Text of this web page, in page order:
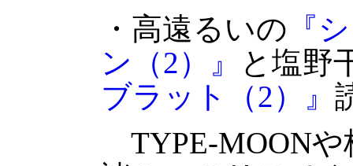
・高遠るいの 『
ン（2）』
と塩野
ブラット（2）』
TYPE-MOONや